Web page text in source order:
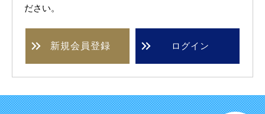
ださい。
新規会員登録 ログイン